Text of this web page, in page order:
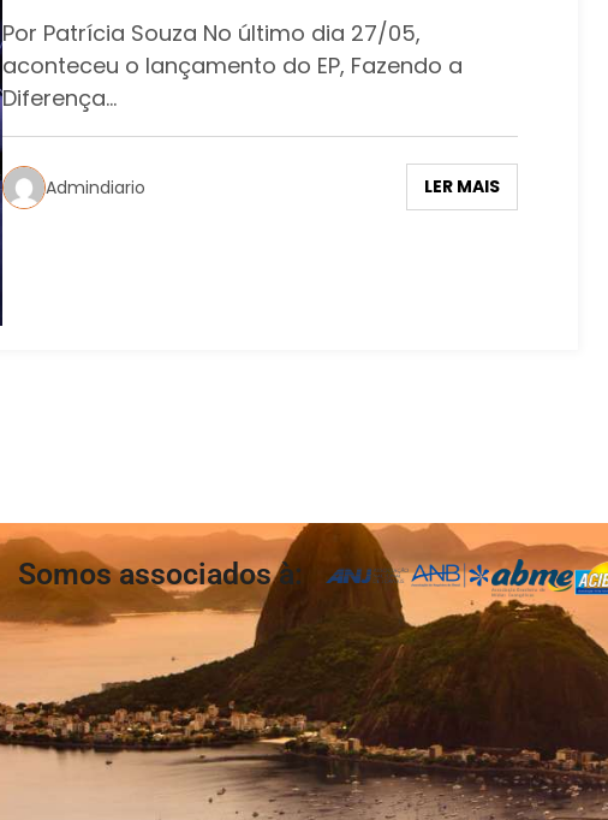
Por Patrícia Souza No último dia 27/05,
aconteceu o lançamento do EP, Fazendo a
Diferença…
Admindiario LER MAIS
Somos associados à: